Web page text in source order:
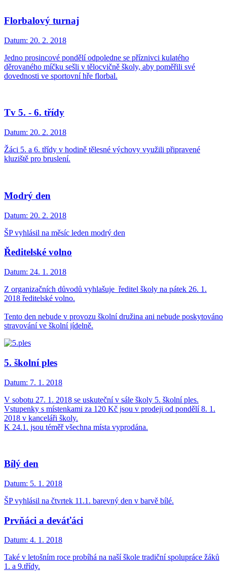
Florbalový turnaj
Datum: 20. 2. 2018
Jedno prosincové pondělí odpoledne se příznivci kulatého
děrovaného míčku sešli v tělocvičně školy, aby poměřili své
dovednosti ve sportovní hře florbal.
Tv 5. - 6. třídy
Datum: 20. 2. 2018
Žáci 5. a 6. třídy v hodině tělesné výchovy využili připravené
kluziště pro bruslení.
Modrý den
Datum: 20. 2. 2018
ŠP vyhlásil na měsíc leden modrý den
Ředitelské volno
Datum: 24. 1. 2018
Z organizačních důvodů vyhlašuje ředitel školy na pátek 26. 1.
2018 ředitelské volno.
Tento den nebude v provozu školní družina ani nebude poskytováno
stravování ve školní jídelně.
5. školní ples
Datum: 7. 1. 2018
V sobotu 27. 1. 2018 se uskuteční v sále školy 5. školní ples.
Vstupenky s místenkami za 120 Kč jsou v prodeji od pondělí 8. 1.
2018 v kanceláři školy.
K 24.1. jsou téměř všechna místa vyprodána.
Bílý den
Datum: 5. 1. 2018
ŠP vyhlásil na čtvrtek 11.1. barevný den v barvě bílé.
Prvňáci a deváťáci
Datum: 4. 1. 2018
Také v letošním roce probíhá na naší škole tradiční spolupráce žáků
1. a 9.třídy.